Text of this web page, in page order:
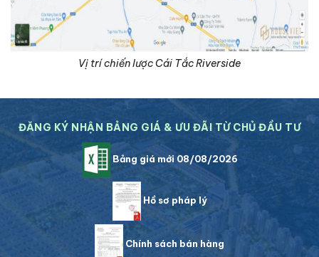
Vị trí chiến lược Cái Tắc Riverside
ĐĂNG KÝ NHẬN BẢNG GIÁ & ƯU ĐÃI TỪ CHỦ ĐẦU TƯ
Bảng giá mới 08/08/2026
Hồ sơ pháp lý
Chính sách bán hàng